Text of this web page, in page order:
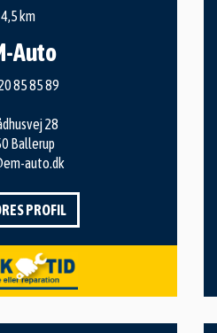
4,5 km
Auto
85 85 89
28
Ballerup
auto.dk
PROFIL